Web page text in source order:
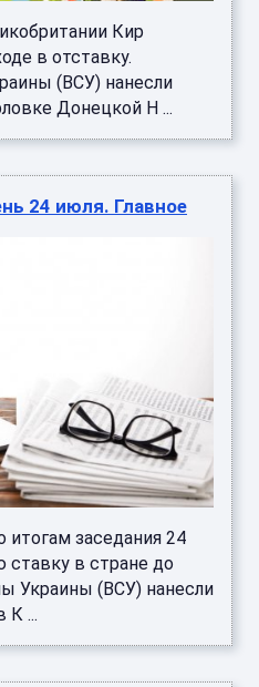
Кир
в отставку.
(ВСУ) нанесли
Донецкой Н ...
24 июля. Главное
заседания 24
в стране до
Украины (ВСУ) нанесли
К ...